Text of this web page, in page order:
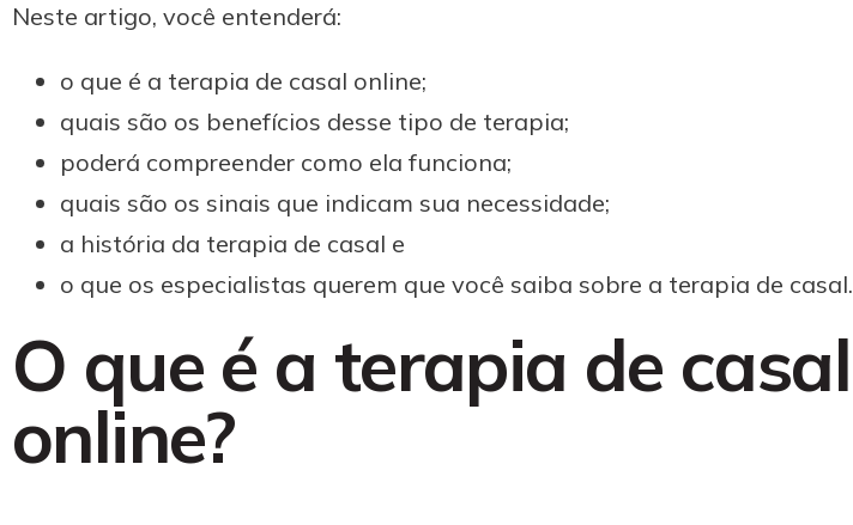
Neste artigo, você entenderá:
o que é a terapia de casal online;
quais são os benefícios desse tipo de terapia;
poderá compreender como ela funciona;
quais são os sinais que indicam sua necessidade;
a história da terapia de casal e
o que os especialistas querem que você saiba sobre a terapia de casal.
O que é a terapia de casal
online?